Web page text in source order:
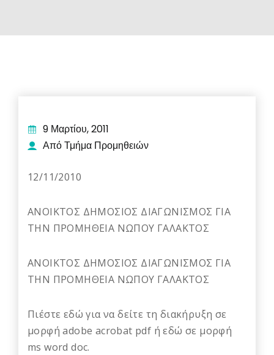
9 Μαρτίου, 2011
Από Τμήμα Προμηθειών
12/11/2010
ΑΝΟΙΚΤΟΣ ΔΗΜΟΣΙΟΣ ΔΙΑΓΩΝΙΣΜΟΣ ΓΙΑ
ΤΗΝ ΠΡΟΜΗΘΕΙΑ ΝΩΠΟΥ ΓΑΛΑΚΤΟΣ
ΑΝΟΙΚΤΟΣ ΔΗΜΟΣΙΟΣ ΔΙΑΓΩΝΙΣΜΟΣ ΓΙΑ
ΤΗΝ ΠΡΟΜΗΘΕΙΑ ΝΩΠΟΥ ΓΑΛΑΚΤΟΣ
Πιέστε εδώ για να δείτε τη διακήρυξη σε
μορφή adobe acrobat pdf ή εδώ σε μορφή
ms word doc.